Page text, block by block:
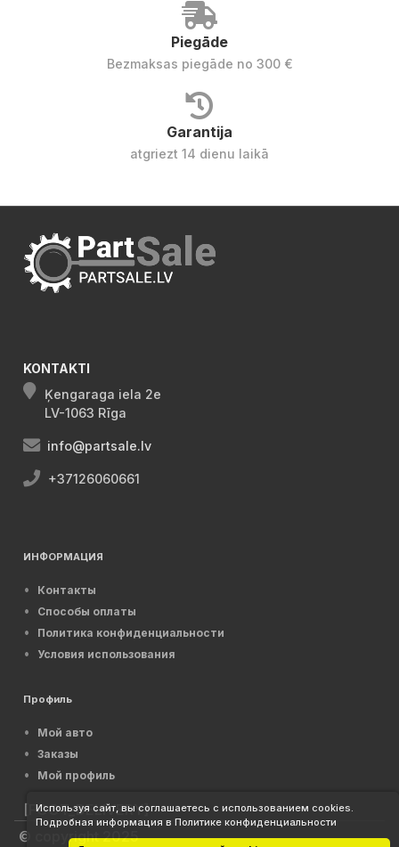
Piegāde
Bezmaksas piegāde no 300 €
Garantija
atgriezt 14 dienu laikā
KONTAKTI
Ķengaraga iela 2e
LV-1063 Rīga
info@partsale.lv
+37126060661
ИНФОРМАЦИЯ
Контакты
Способы оплаты
Политика конфиденциальности
Условия использования
Профиль
Мой авто
Заказы
Мой профиль
[FOOT_DELIVERY]
© copyright 2025
Используя сайт, вы соглашаетесь с использованием cookies.
Подробная информация в Политике конфиденциальности